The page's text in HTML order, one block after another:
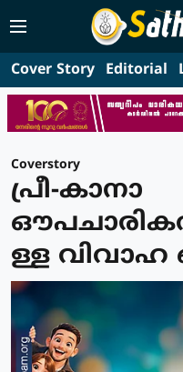
Cover Story Editorial
Coverstory
പ്രീ-കാനാ
ള്ള വിവാഹ